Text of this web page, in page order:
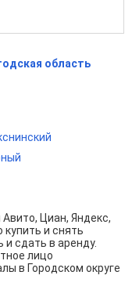
область
Циан, Яндекс,
и снять
и сдать в аренду.
лицо
в Городском округе